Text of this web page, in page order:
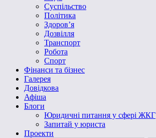
Суспільство
Політика
Здоров’я
Дозвілля
Транспорт
Робота
Спорт
Фінанси та бізнес
Галерея
Довідкова
Афіша
Блоги
Юридичні питання у сфері ЖКГ
Запитай у юриста
Проекти